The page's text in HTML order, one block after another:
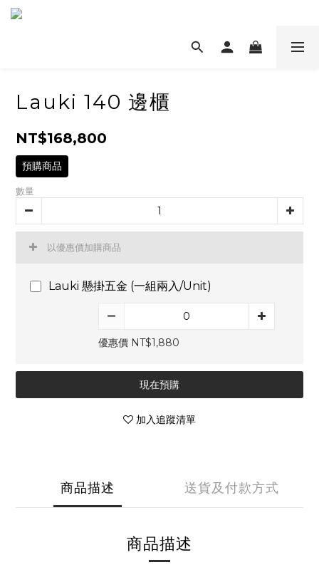
Lauki 140 邊櫃
NT$168,800
預購商品
數量
以優惠價加購商品
Lauki 懸掛五金 (一組兩入/Unit)
優惠價 NT$1,880
現在預購
加入追蹤清單
商品描述 送貨及付款方式
商品描述